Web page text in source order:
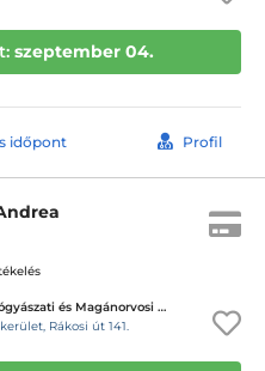
szeptember 04.
időpont Profil
Cornermed Nőgyógyászati és Magánorvosi Rendelő
Rákosi út 141.